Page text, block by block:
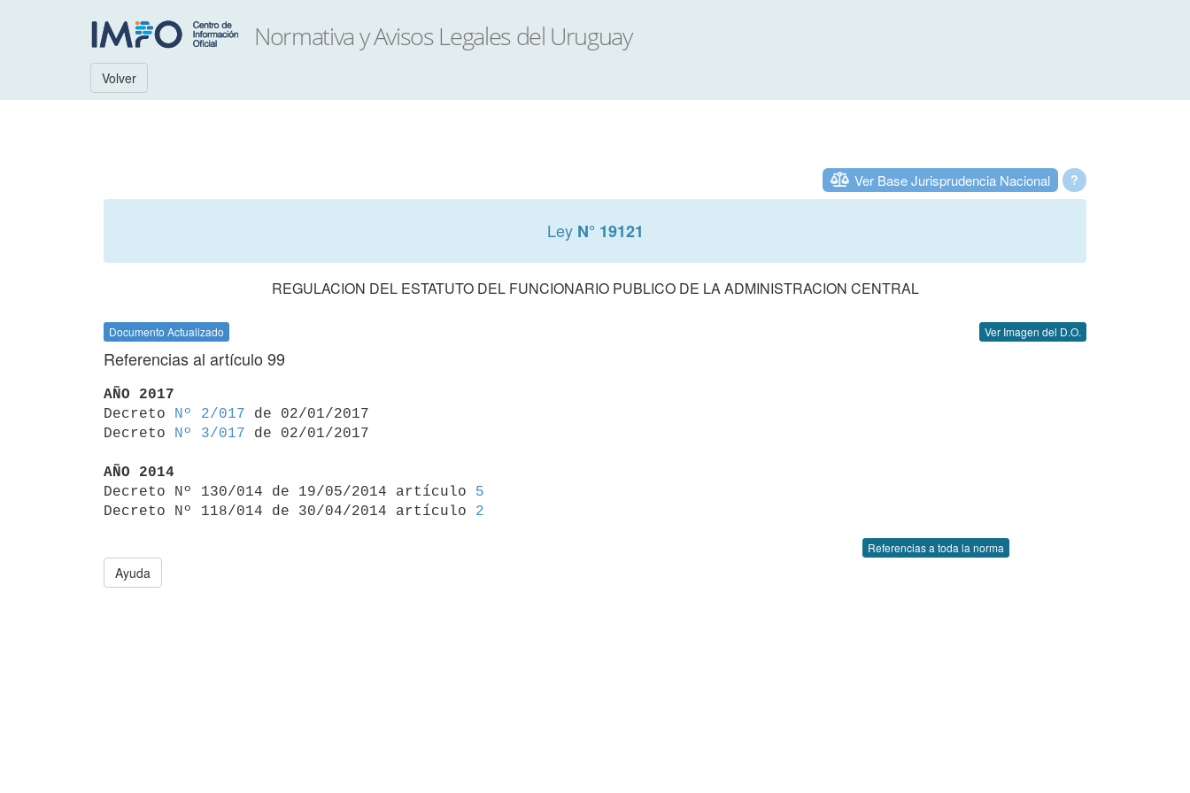
Volver
?
Ver Base Jurisprudencia Nacional
Ley N° 19121
REGULACION DEL ESTATUTO DEL FUNCIONARIO PUBLICO DE LA ADMINISTRACION CENTRAL
Documento Actualizado Ver Imagen del D.O.
Referencias al artículo 99
AÑO 2017
Decreto
Nº 2/017 de 02/01/2017
Decreto
Nº 3/017 de 02/01/2017
AÑO 2014
Decreto Nº 130/014 de 19/05/2014 artículo 5
Decreto Nº 118/014 de 30/04/2014 artículo 2
Referencias a toda la norma
Ayuda